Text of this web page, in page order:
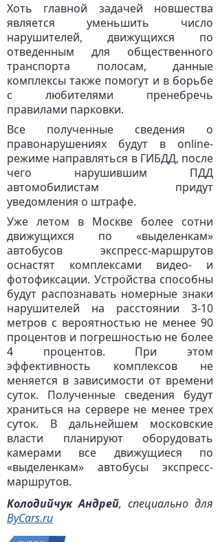
Хоть главной задачей новшества
является уменьшить число
нарушителей, движущихся по
отведенным для общественного
транспорта полосам, данные
комплексы также помогут и в борьбе
с любителями пренебречь
правилами парковки.
Все полученные сведения о
правонарушениях будут в online-
режиме направляться в ГИБДД, после
чего нарушившим ПДД
автомобилистам придут
уведомления о штрафе.
Уже летом в Москве более сотни
движущихся по «выделенкам»
автобусов экспресс-маршрутов
оснастят комплексами видео- и
фотофиксации. Устройства способны
будут распознавать номерные знаки
нарушителей на расстоянии 3-10
метров с вероятностью не менее 90
процентов и погрешностью не более
4 процентов. При этом
эффективность комплексов не
меняется в зависимости от времени
суток. Полученные сведения будут
храниться на сервере не менее трех
суток. В дальнейшем московские
власти планируют оборудовать
камерами все движущиеся по
«выделенкам» автобусы экспресс-
маршрутов.
Колодийчук Андрей, специально для
ByCars.ru